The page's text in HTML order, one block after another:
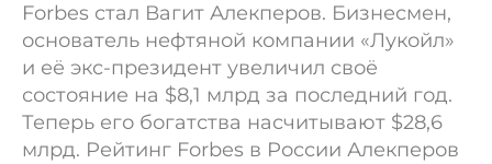
Forbes стал Вагит Алекперов. Бизнесмен,
основатель нефтяной компании «Лукойл»
и её экс-президент увеличил своё
состояние на $8,1 млрд за последний год.
Теперь его богатства насчитывают $28,6
млрд. Рейтинг Forbes в России Алекперов